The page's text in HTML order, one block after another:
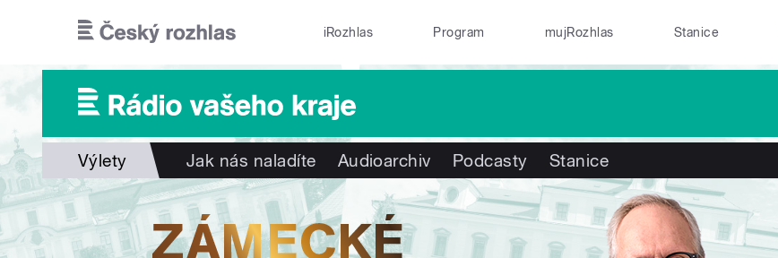
iRozhlas Program mujRozhlas Stanice
Výlety Jak nás naladíte Audioarchiv Podcasty Stanice